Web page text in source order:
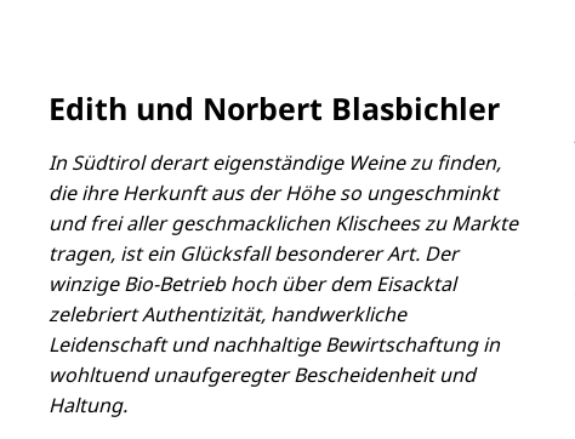
Edith und Norbert Blasbichler
In Südtirol derart eigenständige Weine zu finden,
die ihre Herkunft aus der Höhe so ungeschminkt
und frei aller geschmacklichen Klischees zu Markte
tragen, ist ein Glücksfall besonderer Art. Der
winzige Bio-Betrieb hoch über dem Eisacktal
zelebriert Authentizität, handwerkliche
Leidenschaft und nachhaltige Bewirtschaftung in
wohltuend unaufgeregter Bescheidenheit und
Haltung.